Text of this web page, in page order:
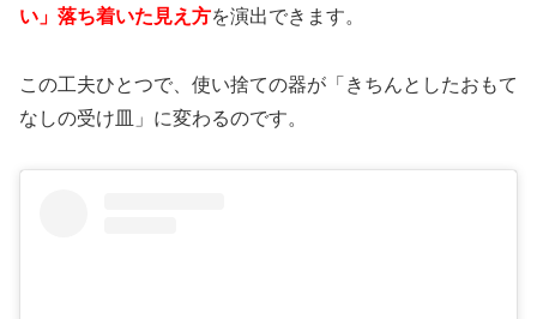
い」落ち着いた見え方を演出できます。
この工夫ひとつで、使い捨ての器が「きちんとしたおもて
なしの受け皿」に変わるのです。